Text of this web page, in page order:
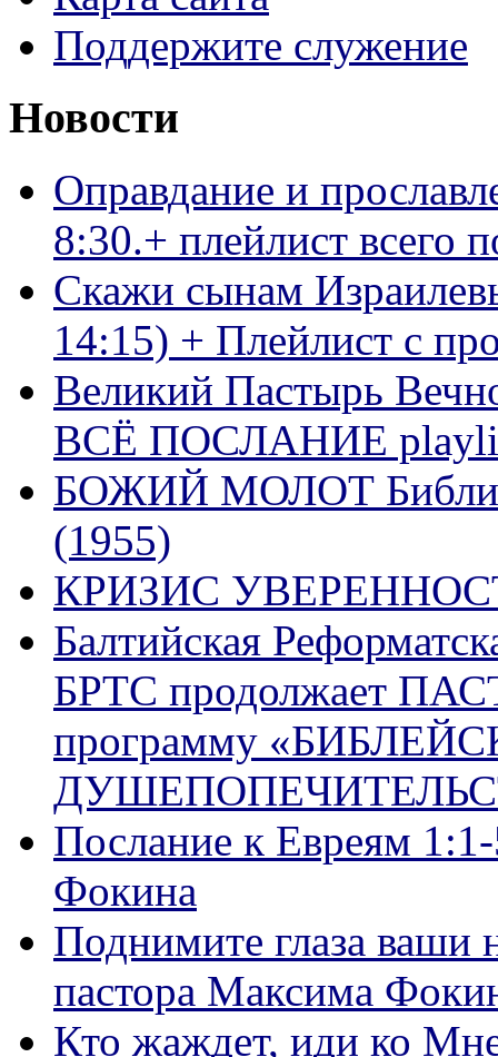
Поддержите служение
Новости
Оправдание и
8:30.+ плейлист
Скажи сынам
14:15) + Плейлист с
Великий Пастырь
ВСЁ ПОСЛАНИЕ
БОЖИЙ МОЛОТ Библия
(1955)
КРИЗИС
Балтийская
БРТС продолжает
программу
Послание к Евреям
Фокина
Поднимите глаза ваши
пастора Максима
Кто жаждет, иди ко